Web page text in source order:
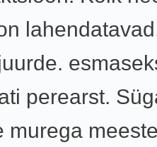
perearst.
murega